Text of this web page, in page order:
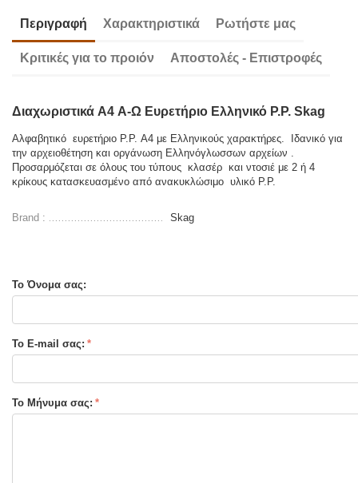
Περιγραφή Χαρακτηριστικά Ρωτήστε μας
Κριτικές για το προιόν Αποστολές - Επιστροφές
Διαχωριστικά A4 Α-Ω Ευρετήριο Ελληνικό P.P. Skag
Αλφαβητικό ευρετήριο P.P. Α4 με Ελληνικούς χαρακτήρες. Ιδανικό για
την αρχειοθέτηση και οργάνωση Ελληνόγλωσσων αρχείων .
Προσαρμόζεται σε όλους του τύπους κλασέρ και ντοσιέ με 2 ή 4
κρίκους κατασκευασμένο από ανακυκλώσιμο υλικό P.P.
Brand : Skag
Το Όνομα σας:
Το E-mail σας:
Το Μήνυμα σας: